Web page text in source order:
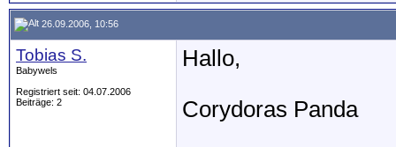
26.09.2006, 10:56
Tobias S.
Babywels
Registriert seit: 04.07.2006
Beiträge: 2
Hallo,
Corydoras Panda